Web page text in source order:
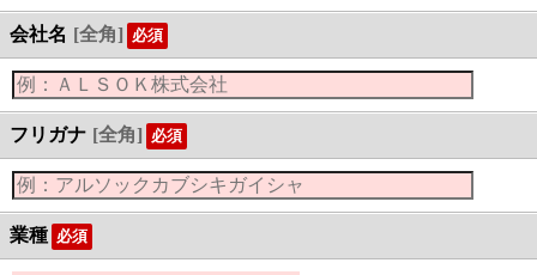
会社名 [全角] 必須
フリガナ [全角] 必須
業種 必須